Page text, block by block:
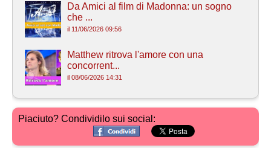
Da Amici al film di Madonna: un sogno
che ...
il 11/06/2026 09:56
Matthew ritrova l'amore con una
concorrent...
il 08/06/2026 14:31
Piaciuto? Condividilo sui social: